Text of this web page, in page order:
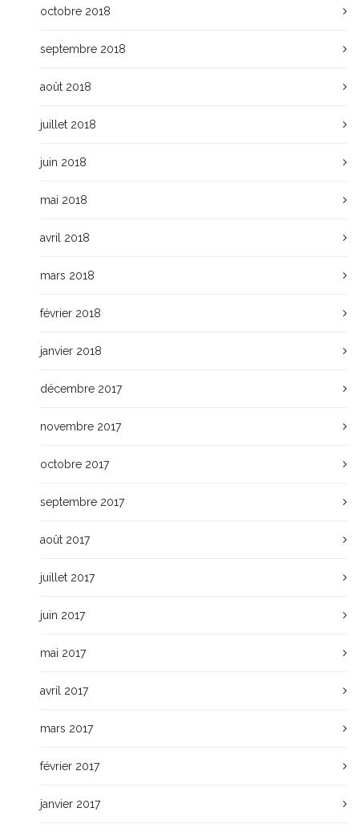
octobre 2018
septembre 2018
août 2018
juillet 2018
juin 2018
mai 2018
avril 2018
mars 2018
février 2018
janvier 2018
décembre 2017
novembre 2017
octobre 2017
septembre 2017
août 2017
juillet 2017
juin 2017
mai 2017
avril 2017
mars 2017
février 2017
janvier 2017